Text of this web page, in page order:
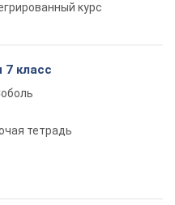
курс
7 класс
тетрадь